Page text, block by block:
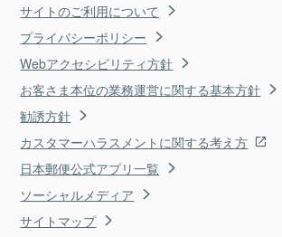
サイトのご利用について
プライバシーポリシー
Webアクセシビリティ方針
お客さま本位の業務運営に関する基本方針
勧誘方針
カスタマーハラスメントに関する考え方
日本郵便公式アプリ一覧
ソーシャルメディア
サイトマップ